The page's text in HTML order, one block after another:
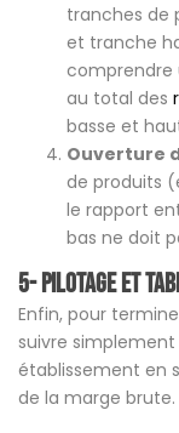
tranches de
et tranche
comprendre
au total des
basse et
Ouverture
de produits
le rapport
bas ne doit
5- Pilotage et
Enfin, pour
suivre
établissement en
de la marge brute.